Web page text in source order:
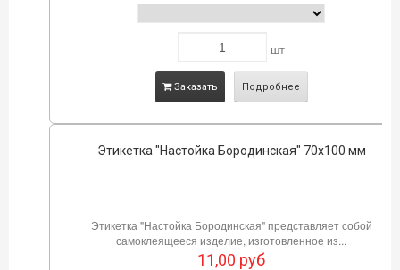
шт
Заказать Подробнее
Этикетка "Настойка Бородинская" 70х100 мм
Этикетка "Настойка Бородинская" представляет собой
самоклеящееся изделие, изготовленное из...
11,00 руб